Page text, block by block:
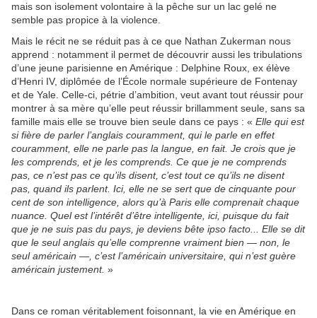
mais son isolement volontaire à la pêche sur un lac gelé ne
semble pas propice à la violence.
Mais le récit ne se réduit pas à ce que Nathan Zukerman nous
apprend : notamment il permet de découvrir aussi les tribulations
d’une jeune parisienne en Amérique : Delphine Roux, ex élève
d’Henri IV, diplômée de l’École normale supérieure de Fontenay
et de Yale. Celle-ci, pétrie d’ambition, veut avant tout réussir pour
montrer à sa mère qu’elle peut réussir brillamment seule, sans sa
famille mais elle se trouve bien seule dans ce pays : « Elle qui est
si fière de parler l’anglais couramment, qui le parle en effet
couramment, elle ne parle pas la langue, en fait. Je crois que je
les comprends, et je les comprends. Ce que je ne comprends
pas, ce n’est pas ce qu’ils disent, c’est tout ce qu’ils ne disent
pas, quand ils parlent. Ici, elle ne se sert que de cinquante pour
cent de son intelligence, alors qu’à Paris elle comprenait chaque
nuance. Quel est l’intérêt d’être intelligente, ici, puisque du fait
que je ne suis pas du pays, je deviens bête ipso facto... Elle se dit
que le seul anglais qu’elle comprenne vraiment bien — non, le
seul américain —, c’est l’américain universitaire, qui n’est guère
américain justement. »
Dans ce roman véritablement foisonnant, la vie en Amérique en